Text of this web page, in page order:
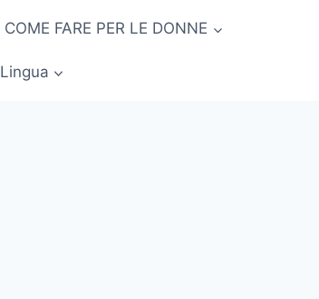
COME FARE PER LE DONNE
Lingua